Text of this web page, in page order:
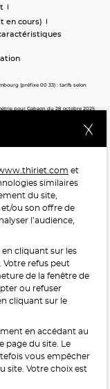
en cours)
(préfixe 00 33) : tarifs selon
pour Gabaon du 28 octobre 2025
clients : catégorie surgelés. Étude
CINQ FRUITS ET
à consommer
alcooliques
ans
et
similaires
du site,
ou son offre de
l’audience,
cliquant sur les
Votre refus peut
de la fenêtre de
ou refuser
cliquant sur le
en accédant au
page du site. Le
vous empêcher
site. Votre choix est